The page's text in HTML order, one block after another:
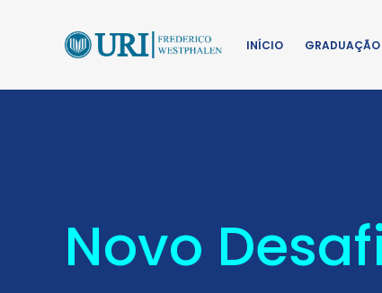
INÍCIO GRADUAÇÃO
Novo